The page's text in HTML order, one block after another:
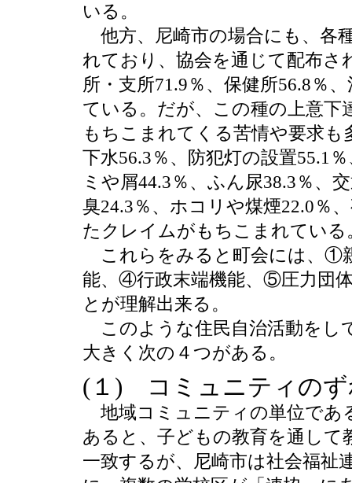
いる。
他方、尼崎市の場合にも、各
れており、協会を通じて配布さ
所・支所71.9％、保健所56.8％
ている。だが、この種の上意下
もちこまれてくる苦情や要求
下水56.3％、防犯灯の設置55.1
ミや屑44.3％、ふん尿38.3％、
臭24.3％、ホコリや煤煙22.0％
たクレイムがもちこまれている
これらをみると町会には、①
能、④行政末端機能、⑤圧力団
とが理解出来る。
このような住民自治活動をし
大きく次の４つがある。
(１) コミュニティのず
地域コミュニティの単位であ
あると、子どもの教育を通し
一致するが、尼崎市は社会福祉